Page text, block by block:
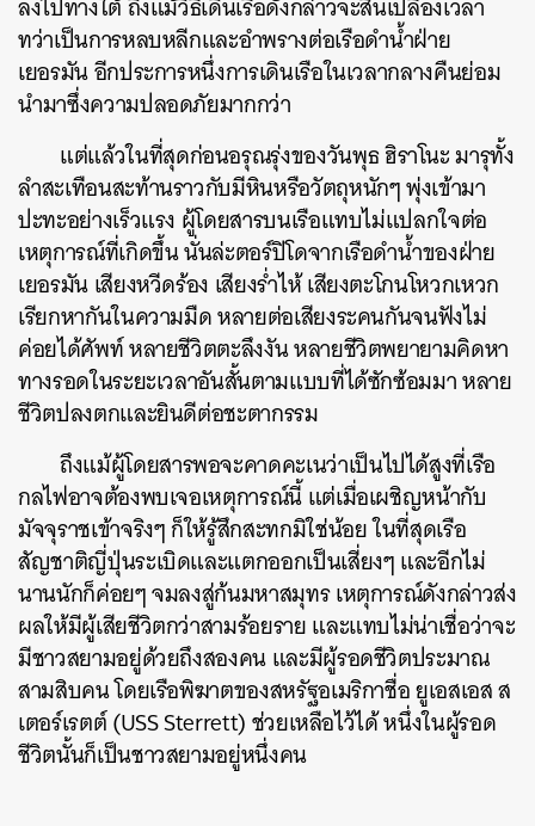
ลงไปทางใต้ ถึงแม้วิธีเดินเรือดังกล่าวจะสิ้นเปลืองเวลา
ทว่าเป็นการหลบหลีกและอำพรางต่อเรือดำน้ำฝ่าย
เยอรมัน อีกประการหนึ่งการเดินเรือในเวลากลางคืนย่อม
นำมาซึ่งความปลอดภัยมากกว่า
แต่แล้วในที่สุดก่อนอรุณรุ่งของวันพุธ ฮิราโนะ มารุทั้ง
ลำสะเทือนสะท้านราวกับมีหินหรือวัตถุหนักๆ พุ่งเข้ามา
ปะทะอย่างเร็วแรง ผู้โดยสารบนเรือแทบไม่แปลกใจต่อ
เหตุการณ์ที่เกิดขึ้น นั่นล่ะตอร์ปิโดจากเรือดำน้ำของฝ่าย
เยอรมัน เสียงหวีดร้อง เสียงร่ำไห้ เสียงตะโกนโหวกเหวก
เรียกหากันในความมืด หลายต่อเสียงระคนกันจนฟังไม่
ค่อยได้ศัพท์ หลายชีวิตตะลึงงัน หลายชีวิตพยายามคิดหา
ทางรอดในระยะเวลาอันสั้นตามแบบที่ได้ซักซ้อมมา หลาย
ชีวิตปลงตกและยินดีต่อชะตากรรม
ถึงแม้ผู้โดยสารพอจะคาดคะเนว่าเป็นไปได้สูงที่เรือ
กลไฟอาจต้องพบเจอเหตุการณ์นี้ แต่เมื่อเผชิญหน้ากับ
มัจจุราชเข้าจริงๆ ก็ให้รู้สึกสะทกมิใช่น้อย ในที่สุดเรือ
สัญชาติญี่ปุ่นระเบิดและแตกออกเป็นเสี่ยงๆ และอีกไม่
นานนักก็ค่อยๆ จมลงสู่ก้นมหาสมุทร เหตุการณ์ดังกล่าวส่ง
ผลให้มีผู้เสียชีวิตกว่าสามร้อยราย และแทบไม่น่าเชื่อว่าจะ
มีชาวสยามอยู่ด้วยถึงสองคน และมีผู้รอดชีวิตประมาณ
สามสิบคน โดยเรือพิฆาตของสหรัฐอเมริกาชื่อ ยูเอสเอส ส
เตอร์เรตต์ (USS Sterrett) ช่วยเหลือไว้ได้ หนึ่งในผู้รอด
ชีวิตนั้นก็เป็นชาวสยามอยู่หนึ่งคน